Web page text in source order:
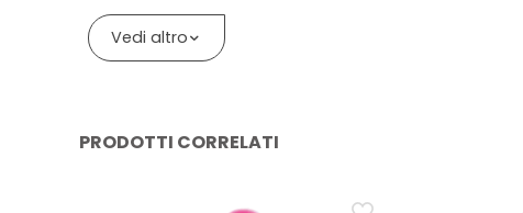
La formula è completata da C12-13 Alkyl Lactate,
L’elenco ingredienti è corretto al momento della
quotidiana si fa notare più di un deodorante classico,
Domanda: La protezione 24h di Intesa Tattoo
Vedi altro
PRODOTTI CORRELATI